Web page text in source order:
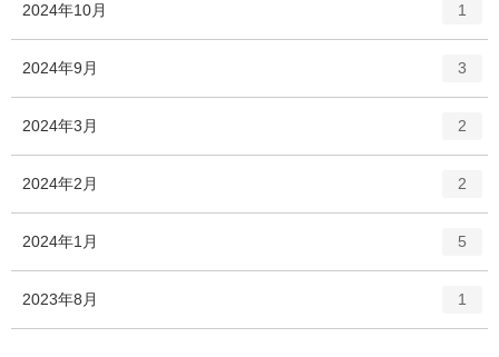
数
リ
ー
2024年10月
ー
1
2024年9月
ー
3
2024年3月
ー
2
2024年2月
ー
2
2024年1月
ー
5
2023年8月 1